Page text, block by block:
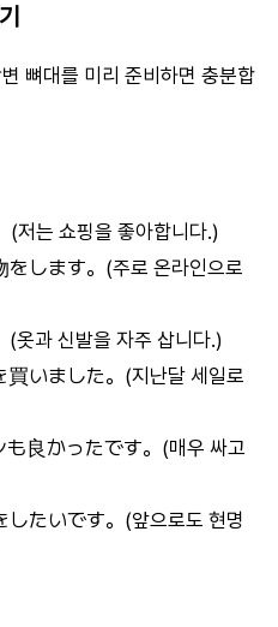
뼈대를 미리 준비하면 충분합
는 쇼핑을 좋아합니다.)
します。(주로 온라인으로
과 신발을 자주 삽니다.)
いました。(지난달 세일로
良かったです。(매우 싸고
たいです。(앞으로도 현명